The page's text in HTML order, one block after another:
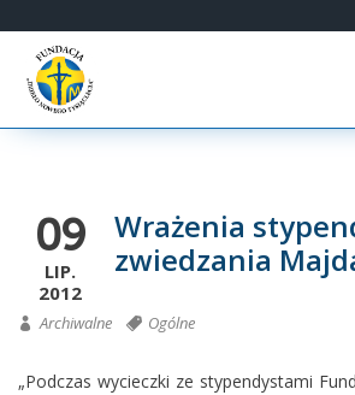
09
LIP.
2012
Wrażenia
zwiedzania
Archiwalne Ogólne
„Podczas wycieczki ze stypendystami